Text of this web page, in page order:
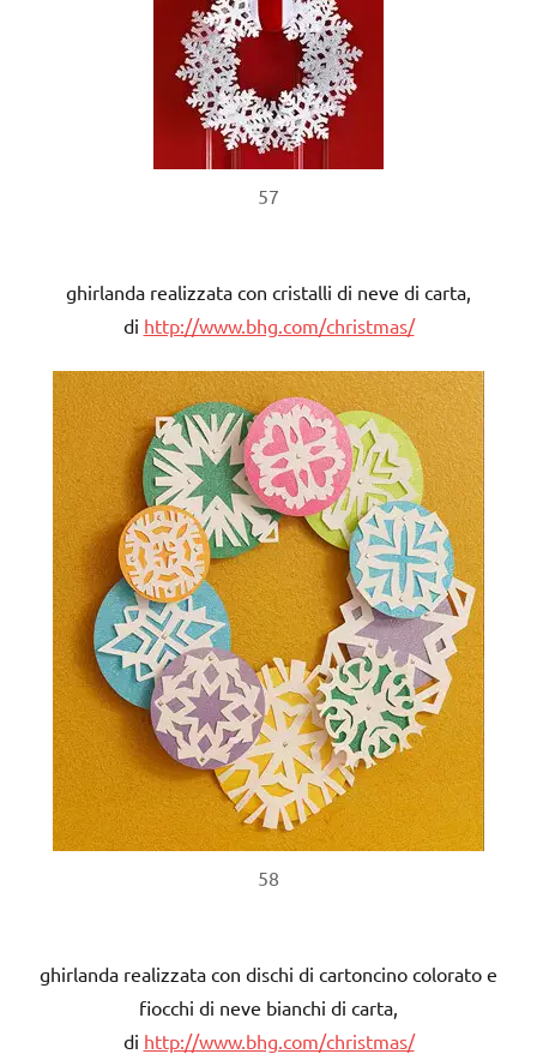
57
ghirlanda realizzata con cristalli di neve di carta,
di http://www.bhg.com/christmas/
58
ghirlanda realizzata con dischi di cartoncino colorato e
fiocchi di neve bianchi di carta,
di http://www.bhg.com/christmas/